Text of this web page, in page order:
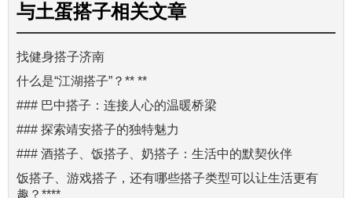
与土蛋搭子相关文章
找健身搭子济南
什么是“江湖搭子”？** **
### 巴中搭子：连接人心的温暖桥梁
### 探索靖安搭子的独特魅力
### 酒搭子、饭搭子、奶搭子：生活中的默契伙伴
饭搭子、游戏搭子，还有哪些搭子类型可以让生活更有
趣？****